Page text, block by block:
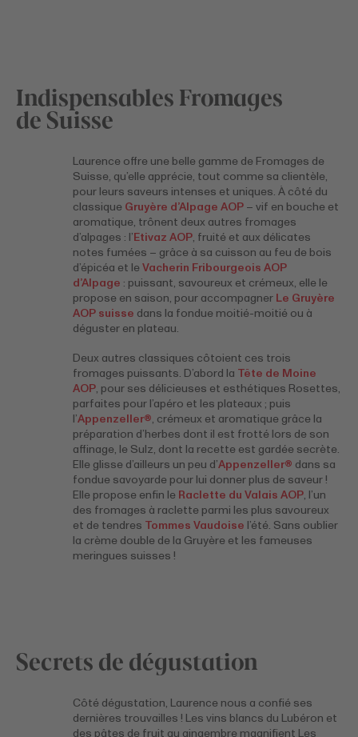
Indispensables Fromages
de Suisse
Laurence offre une belle gamme de Fromages de
Suisse, qu’elle apprécie, tout comme sa clientèle,
pour leurs saveurs intenses et uniques. À côté du
classique Gruyère d’Alpage AOP – vif en bouche et
aromatique, trônent deux autres fromages
d’alpages : l’Etivaz AOP, fruité et aux délicates
notes fumées – grâce à sa cuisson au feu de bois
d’épicéa et leVacherin Fribourgeois AOP
d’Alpage : puissant, savoureux et crémeux, elle le
propose en saison, pour accompagner Le Gruyère
AOP suisse dans la fondue moitié-moitié ou à
déguster en plateau.
Deux autres classiques côtoient ces trois
fromages puissants. D’abord la Tête de Moine
AOP, pour ses délicieuses et esthétiques Rosettes,
parfaites pour l’apéro et les plateaux ; puis
l’Appenzeller®, crémeux et aromatique grâce la
préparation d’herbes dont il est frotté lors de son
affinage, le Sulz, dont la recette est gardée secrète.
Elle glisse d’ailleurs un peu d’Appenzeller® dans sa
fondue savoyarde pour lui donner plus de saveur !
Elle propose enfin le Raclette du Valais AOP, l’un
des fromages à raclette parmi les plus savoureux
et de tendres Tommes Vaudoise l’été. Sans oublier
la crème double de la Gruyère et les fameuses
meringues suisses !
Secrets de dégustation
Côté dégustation, Laurence nous a confié ses
dernières trouvailles ! Les vins blancs du Lubéron et
des pâtes de fruit au gingembre magnifient Les